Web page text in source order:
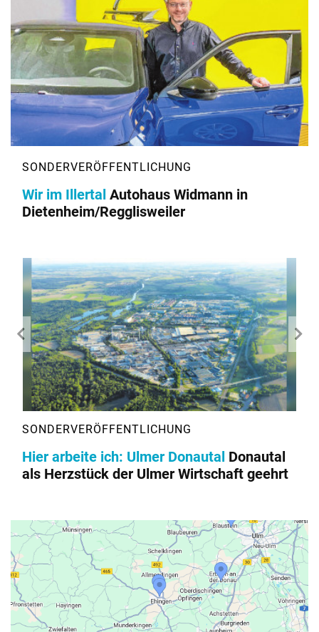
Wir im Illertal Autohaus Widmann in
Dietenheim/Regglisweiler
Hier arbeite ich: Ulmer Donautal Donautal
als Herzstück der Ulmer Wirtschaft geehrt